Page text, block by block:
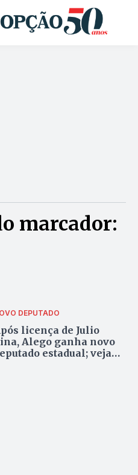
marcador:
DEPUTADO
licença de Julio
Alego ganha novo
estadual; veja